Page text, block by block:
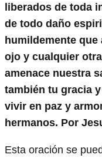
liberados de toda
de todo daño
humildemente
ojo y cualquier
amenace nuestra
también tu gracia
vivir en paz y
hermanos. Por
Esta oración se